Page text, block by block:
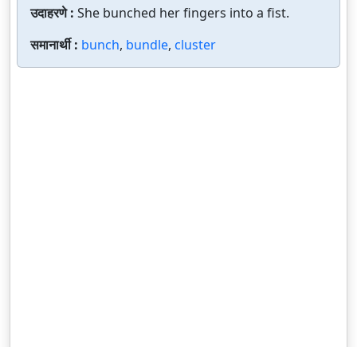
उदाहरणे : She bunched her fingers into a fist.
समानार्थी : bunch, bundle, cluster